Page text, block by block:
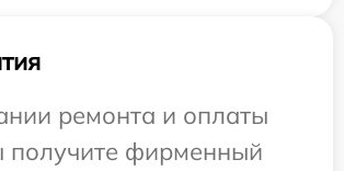
ремонта и оплаты
получите фирменный